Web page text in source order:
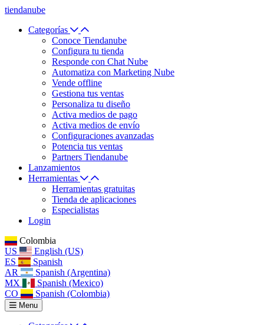
tiendanube
Categorías
Conoce Tiendanube
Configura tu tienda
Responde con Chat Nube
Automatiza con Marketing Nube
Vende offline
Gestiona tus ventas
Personaliza tu diseño
Activa medios de pago
Activa medios de envío
Configuraciones avanzadas
Potencia tus ventas
Partners Tiendanube
Lanzamientos
Herramientas
Herramientas gratuitas
Tienda de aplicaciones
Especialistas
Login
Colombia
US
English (US)
ES
Spanish
AR
Spanish (Argentina)
MX
Spanish (Mexico)
CO
Spanish (Colombia)
Menu